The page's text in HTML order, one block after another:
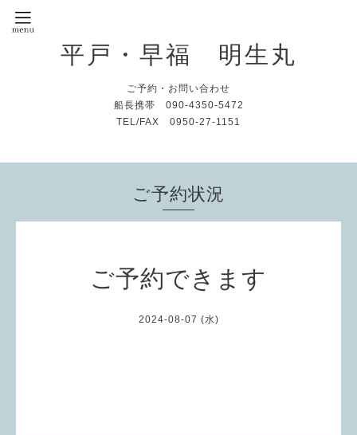
平戸・早福 明生丸
ご予約・お問い合わせ
船長携帯 090-4350-5472
TEL/FAX 0950-27-1151
ご予約状況
ご予約できます
2024-08-07 (水)